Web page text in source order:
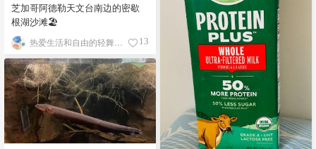
芝加哥阿德勒天文台南边的密歇
根湖沙滩🏖️
13